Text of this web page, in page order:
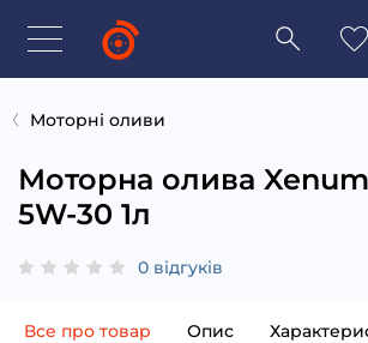
Моторні оливи
Моторна олива
5W-30 1л
0 відгуків
Все про товар Опис